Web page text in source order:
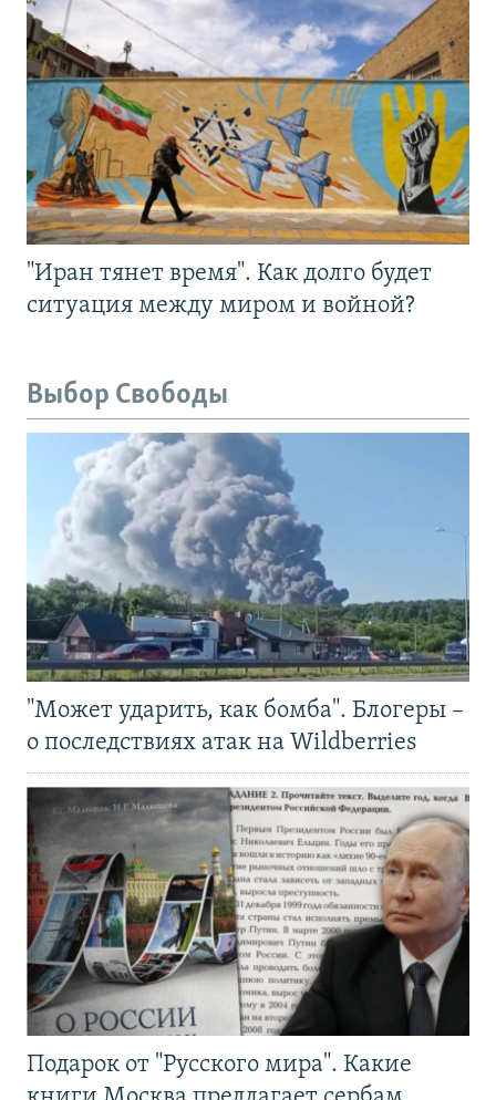
"Иран тянет время". Как долго будет
ситуация между миром и войной?
Выбор Свободы
"Может ударить, как бомба". Блогеры –
о последствиях атак на Wildberries
Подарок от "Русского мира". Какие